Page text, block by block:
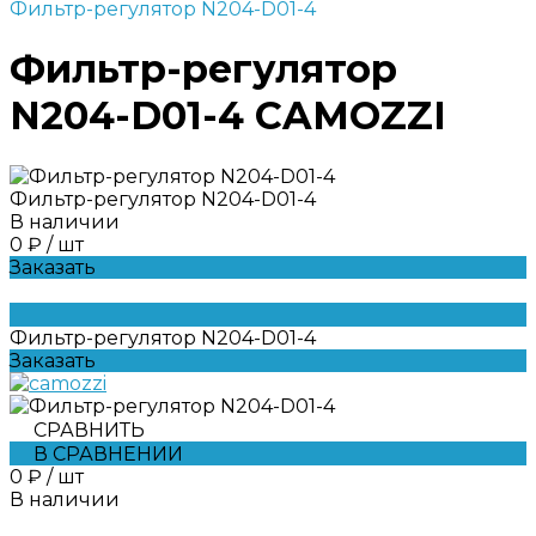
Фильтр-регулятор N204-D01-4
Фильтр-регулятор
N204-D01-4 CAMOZZI
Фильтр-регулятор N204-D01-4
В наличии
0 ₽ / шт
Заказать
Фильтр-регулятор N204-D01-4
Заказать
СРАВНИТЬ
В СРАВНЕНИИ
0 ₽ / шт
В наличии